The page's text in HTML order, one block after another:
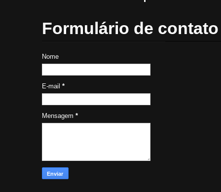
Formulário de contato
Nome
E-mail *
Mensagem *